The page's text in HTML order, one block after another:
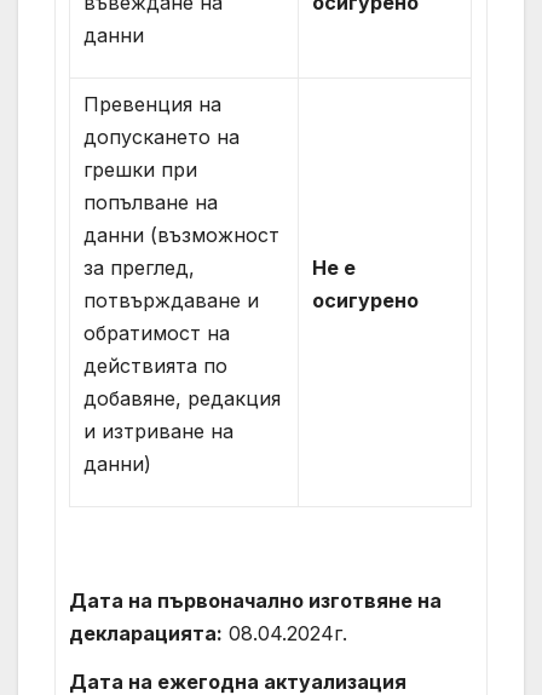
данни
Превенция на
допускането на
грешки при
попълване на
данни (възможност
за преглед,
потвърждаване и
обратимост на
действията по
добавяне, редакция
и изтриване на
данни)
Не е
осигурено
Дата на първоначално изготвяне на
декларацията: 08.04.2024г.
Дата на ежегодна актуализация